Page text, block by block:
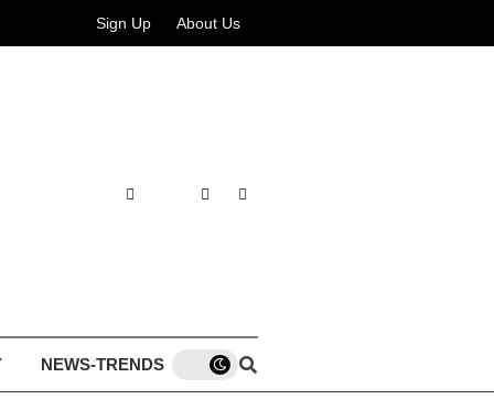
Sign Up About Us
NEWS-TRENDS